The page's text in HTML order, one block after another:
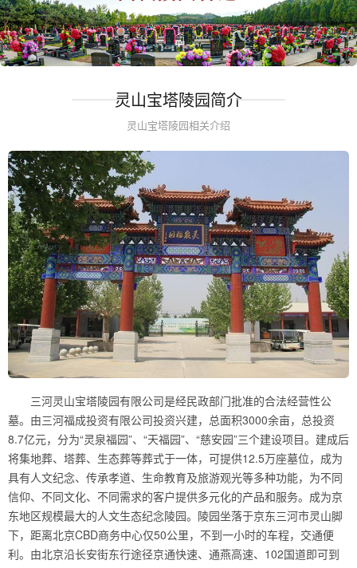
灵山宝塔陵园简介
灵山宝塔陵园相关介绍
三河灵山宝塔陵园有限公司是经民政部门批准的合法经营性公
墓。由三河福成投资有限公司投资兴建，总面积3000余亩，总投资
8.7亿元，分为“灵泉福园”、“天福园”、“慈安园”三个建设项目。建成后
将集地葬、塔葬、生态葬等葬式于一体，可提供12.5万座墓位，成为
具有人文纪念、传承孝道、生命教育及旅游观光等多种功能，为不同
信仰、不同文化、不同需求的客户提供多元化的产品和服务。成为京
东地区规模最大的人文生态纪念陵园。陵园坐落于京东三河市灵山脚
下，距离北京CBD商务中心仅50公里，不到一小时的车程，交通便
利。由北京沿长安街东行途径京通快速、通燕高速、102国道即可到